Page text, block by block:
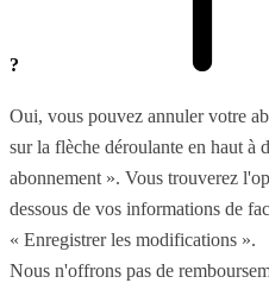
?
Oui, vous pouvez annuler votre
sur la flèche déroulante en haut à
abonnement ». Vous trouverez
dessous de vos informations de
« Enregistrer les modifications ».
Nous n'offrons pas de